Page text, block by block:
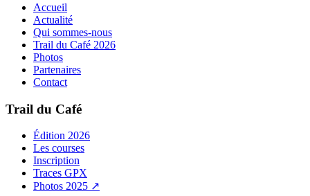
Accueil
Actualité
Qui sommes-nous
Trail du Café 2026
Photos
Partenaires
Contact
Trail du Café
Édition 2026
Les courses
Inscription
Traces GPX
Photos 2025 ↗